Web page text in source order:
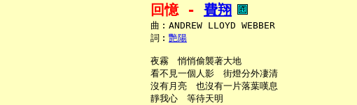
回憶 - 費翔
     曲︰ANDREW LLOYD WEBBER
     詞︰
艷陽
     夜霧　悄悄偷襲著大地
     看不見一個人影　街燈分外凄清
     沒有月亮　也沒有一片落葉嘆息
     靜我心　等待天明